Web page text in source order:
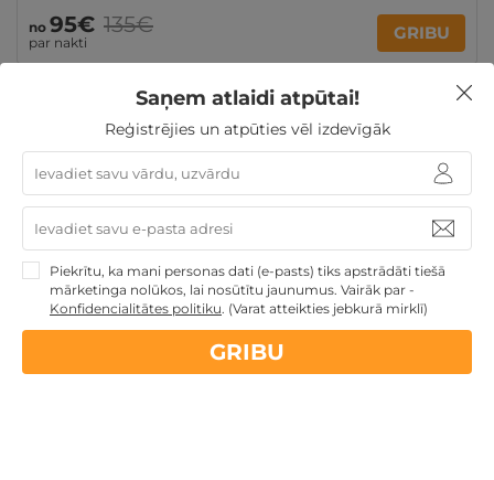
no 95€
par nakti
135€ GRIBU
Dāvanas Sieviešu dienā
Dāvanas ar
SPA
Dāvanas VIŅAM Dāvanas līdz 100€
Atpūta
diviem
Atpūta Latvijā
Nekādasapkalpošanas un administrācijas maksas
naudas atmaksas garantija
Saņem atlaidi atpūtai!
Reģistrējies un atpūties vēl izdevīgāk
Piekrītu, ka mani personas dati (e-pasts) tiks apstrādāti tiešā
mārketinga nolūkos, lai nosūtītu jaunumus. Vairāk par -
Konfidencialitātes politiku. (Varat atteikties jebkurā mirklī)
GRIBU